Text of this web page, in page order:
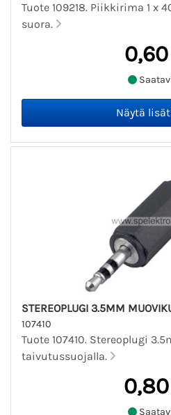
Tuote 109218. Piikkirima 1 x
suora.
STEREOPLUGI 3.5MM
107410
Tuote 107410. Stereoplugi
taivutussuojalla.